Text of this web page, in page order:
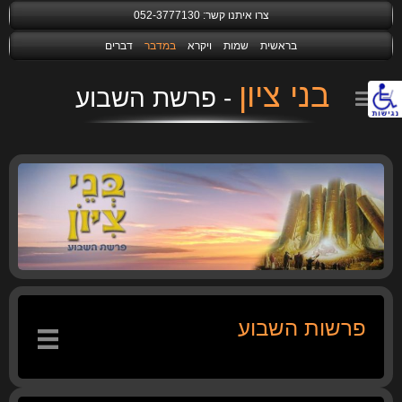
נגישות
צרו איתנו קשר:052-3777130
בראשית שמות ויקרא במדבר דברים
בני ציון
פרשות השבוע